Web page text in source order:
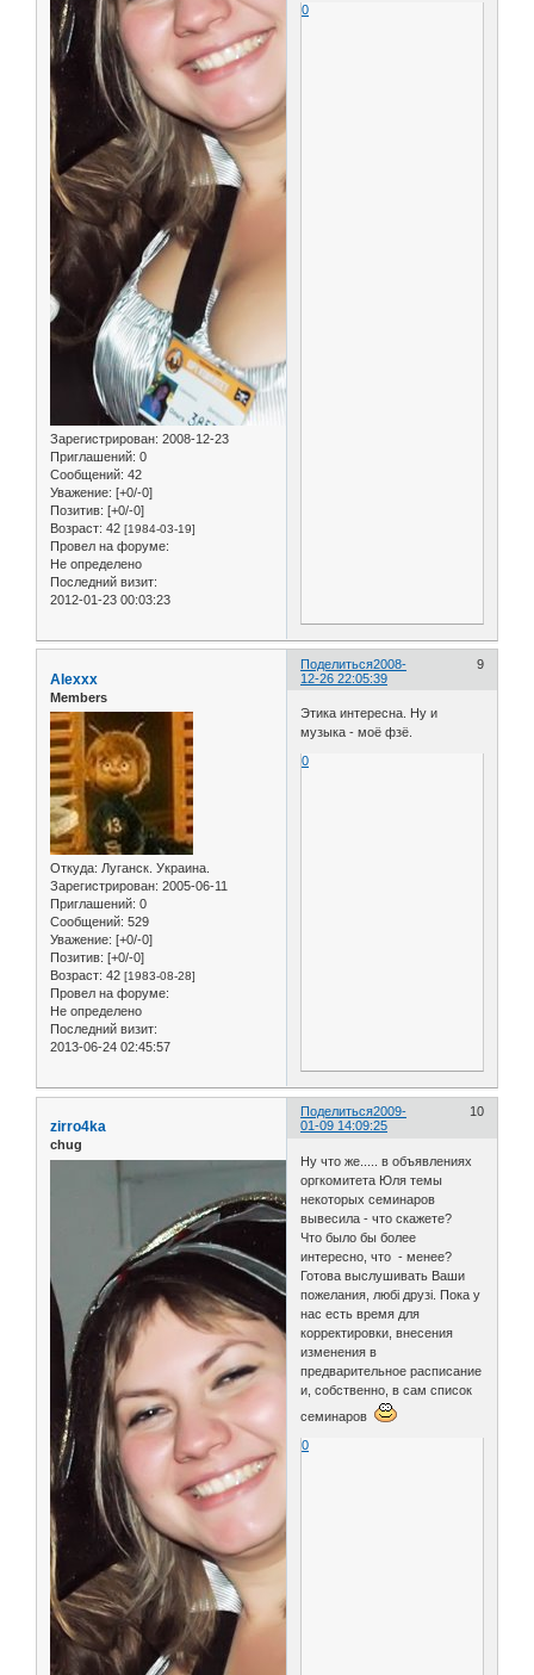
Зарегистрирован: 2008-12-23
Приглашений: 0
Сообщений: 42
Уважение: [+0/-0]
Позитив: [+0/-0]
Возраст: 42 [1984-03-19]
Провел на форуме:
Не определено
Последний визит:
2012-01-23 00:03:23
0
Поделиться 9
2008-
12-26 22:05:39
Alexxx
Members
Откуда: Луганск. Украина.
Зарегистрирован: 2005-06-11
Приглашений: 0
Сообщений: 529
Уважение: [+0/-0]
Позитив: [+0/-0]
Возраст: 42 [1983-08-28]
Провел на форуме:
Не определено
Последний визит:
2013-06-24 02:45:57
Этика интересна. Ну и
музыка - моё фзё.
0
Поделиться 10
2009-
01-09 14:09:25
zirro4ka
chug
Ну что же..... в объявлениях
оргкомитета Юля темы
некоторых семинаров
вывесила - что скажете?
Что было бы более
интересно, что - менее?
Готова выслушивать Ваши
пожелания, любі друзі. Пока у
нас есть время для
корректировки, внесения
изменения в
предварительное расписание
и, собственно, в сам список
семинаров
0